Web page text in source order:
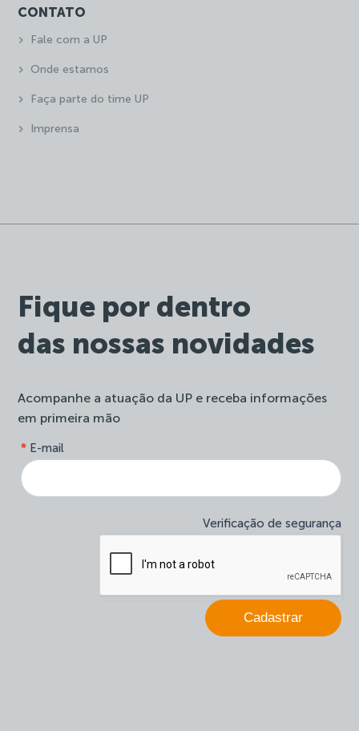
Fique por dentro
das nossas novidades
Acompanhe a atuação da UP e receba informações
em primeira mão
site-
newsletter
E-mail
*
Verificação de segurança
Cadastrar
você
é
humano,
este
campo
branco.
CONTATO
Fale com a UP
Onde estamos
Faça parte do time UP
Imprensa